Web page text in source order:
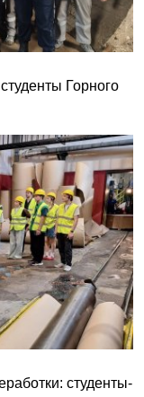
Горного
студенты-